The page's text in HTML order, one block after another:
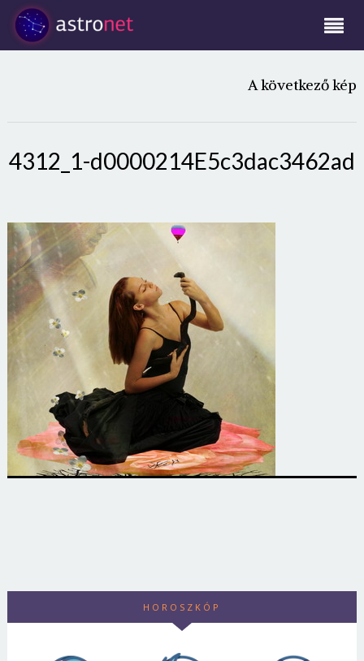
A következő kép
4312_1-d0000214E5c3dac3462ad
HOROSZKÓP